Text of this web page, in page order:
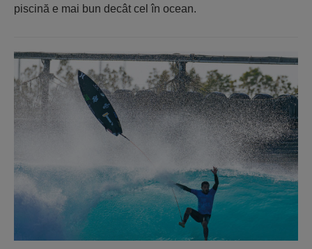
piscină e mai bun decât cel în ocean.